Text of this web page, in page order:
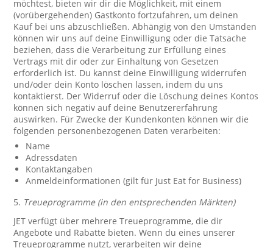
möchtest, bieten wir dir die Möglichkeit, mit einem
(vorübergehenden) Gastkonto fortzufahren, um deinen
Kauf bei uns abzuschließen. Abhängig von den Umständen
können wir uns auf deine Einwilligung oder die Tatsache
beziehen, dass die Verarbeitung zur Erfüllung eines
Vertrags mit dir oder zur Einhaltung von Gesetzen
erforderlich ist. Du kannst deine Einwilligung widerrufen
und/oder dein Konto löschen lassen, indem du uns
kontaktierst. Der Widerruf oder die Löschung deines Kontos
können sich negativ auf deine Benutzererfahrung
auswirken. Für Zwecke der Kundenkonten können wir die
folgenden personenbezogenen Daten verarbeiten:
Name
Adressdaten
Kontaktangaben
Anmeldeinformationen (gilt für Just Eat for Business)
5. Treueprogramme (in den entsprechenden Märkten)
JET verfügt über mehrere Treueprogramme, die dir
Angebote und Rabatte bieten. Wenn du eines unserer
Treueprogramme nutzt, verarbeiten wir deine